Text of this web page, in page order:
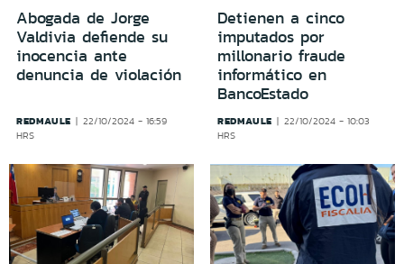
Abogada de Jorge
Valdivia defiende su
inocencia ante
denuncia de violación
REDMAULE
22/10/2024 - 16:59
HRS
Detienen a cinco
imputados por
millonario fraude
informático en
BancoEstado
REDMAULE
22/10/2024 - 10:03
HRS